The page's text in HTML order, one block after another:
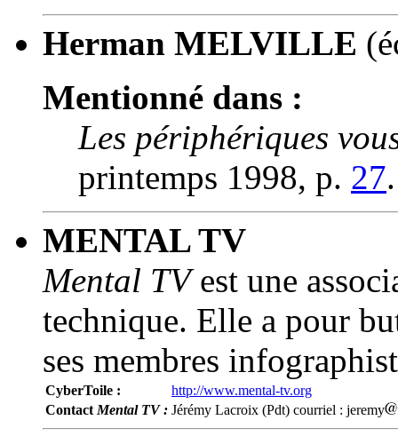
Herman MELVILLE
Mentionné dans :
Les périphériques
printemps 1998, p. 27.
MENTAL TV
Mental TVest une
technique. Elle a pour
ses membres
CyberToile :
http://www.mental-tv.org
Contact Mental TV : Jérémy Lacroix (Pdt) courriel : jeremy